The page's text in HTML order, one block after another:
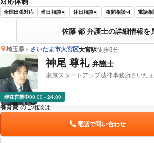
全国出張対応 当日相談可 休日相談可 夜間相談可 電話
佐藤 都 弁護士の詳細情報を
埼玉県 さいたま市大宮区大宮駅徒歩3分
神尾 尊礼 弁護士
東京スタートアップ法律事務所さいた
現在営業中00:00 - 24:00
養育費 のご相談は
電話で問い合わせ